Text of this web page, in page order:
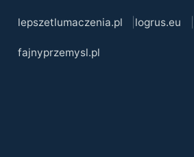
lepszetlumaczenia.pl logrus.eu
fajnyprzemysl.pl